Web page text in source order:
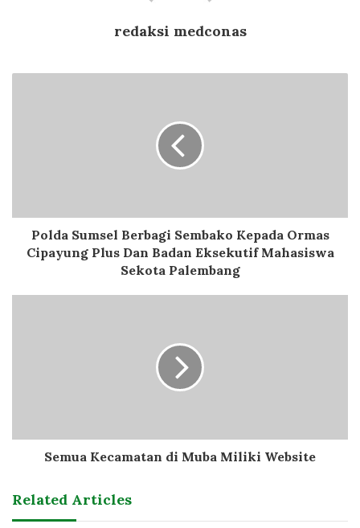
redaksi medconas
Polda Sumsel Berbagi Sembako Kepada Ormas
Cipayung Plus Dan Badan Eksekutif Mahasiswa
Sekota Palembang
Semua Kecamatan di Muba Miliki Website
Related Articles